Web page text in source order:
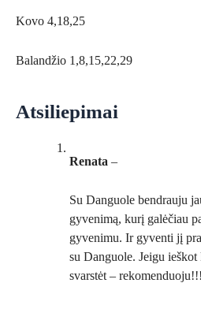
Kovo 4,18,25
Balandžio 1,8,15,22,29
Atsiliepimai
Renata –
Su Danguole bendrauju
gyvenimą, kurį galėčiau
gyvenimu. Ir gyventi jį
su Danguole. Jeigu ieškot
svarstėt –